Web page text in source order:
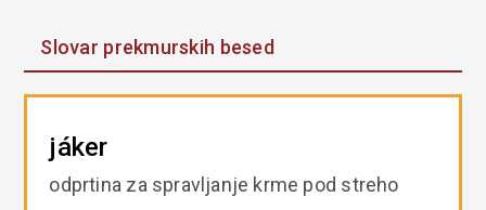
Slovar prekmurskih besed
jáker
odprtina za spravljanje krme pod streho